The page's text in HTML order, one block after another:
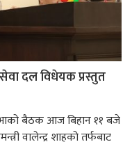
सेवा दल विधेयक प्रस्तुत
बैठक आज बिहान ११ बजे
वालेन्द्र शाहको तर्फबाट